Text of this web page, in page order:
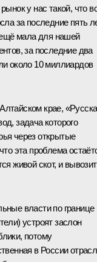
у нас такой, что
за последние пять
мала для нашей
за последние два
около 10 миллиардов
крае,
задача которого
через открытые
эта проблема
живой скот, и
власти по границе
устроят заслон
потому
в России